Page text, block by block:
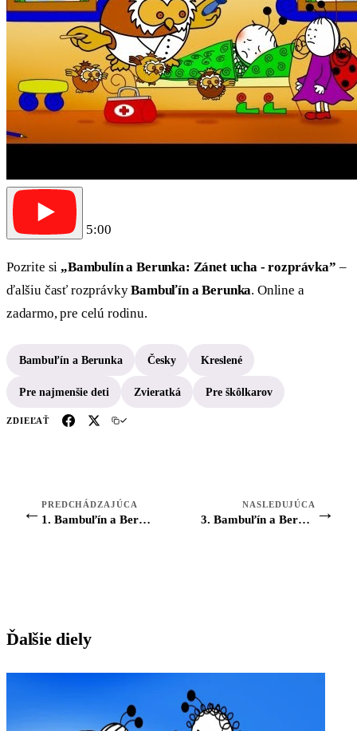
5:00
Pozrite si „Bambulín a Berunka: Zánet ucha - rozprávka” –
ďalšiu časť rozprávkyBambuľín a Berunka. Online a
zadarmo, pre celú rodinu.
Bambuľín a Berunka Česky Kreslené
Pre najmenšie deti Zvieratká Pre škôlkarov
ZDIEĽAŤ
← PREDCHÁDZAJÚCA
1. Bambuľín a Berunka: Kamaráti
NASLEDUJÚCA
3. Bambuľín a Berunka: Dúha →
Ďalšie diely